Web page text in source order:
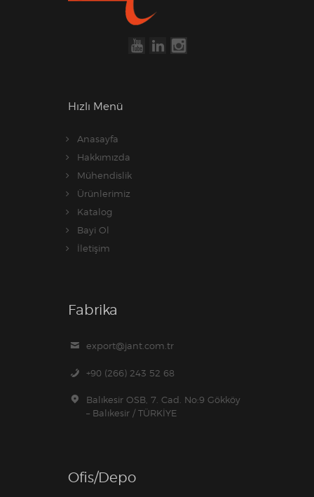
Hızlı Menü
Anasayfa
Hakkımızda
Mühendislik
Ürünlerimiz
Katalog
Bayi Ol
İletişim
Fabrika
export@jant.com.tr
+90 (266) 243 52 68
Balıkesir OSB, 7. Cad. No:9 Gökköy
– Balıkesir / TÜRKİYE
Ofis/Depo